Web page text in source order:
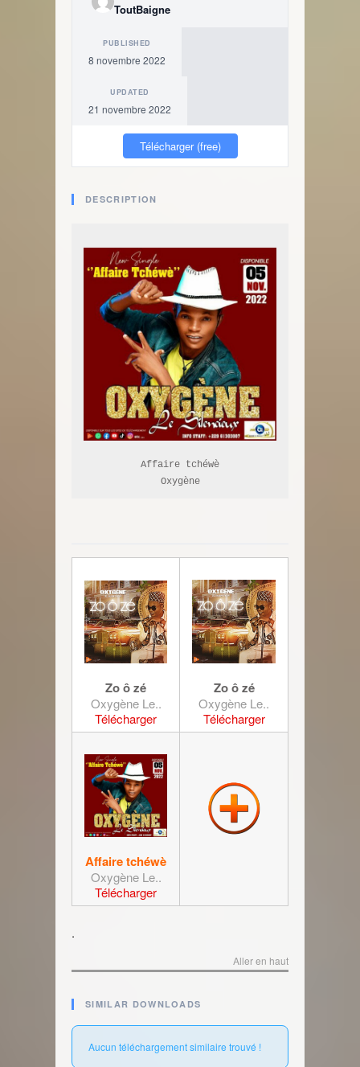
ToutBaigne
PUBLISHED
8 novembre 2022
UPDATED
21 novembre 2022
Télécharger (free)
DESCRIPTION
Affaire tchéwè
Oxygène
Zo ô zé
Oxygène Le..
Télécharger
Zo ô zé
Oxygène Le..
Télécharger
Affaire tchéwè
Oxygène Le..
Télécharger
.
Aller en haut
SIMILAR DOWNLOADS
Aucun téléchargement similaire trouvé !